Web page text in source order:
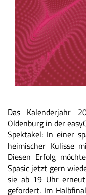
Das Kalenderjahr
Oldenburg in der
Spektakel: In einer
heimischer Kulisse
Diesen Erfolg
Spasic jetzt gern
sie ab 19 Uhr
gefordert. Im